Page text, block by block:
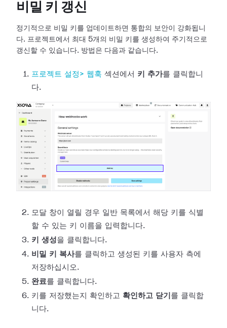
비밀 키 갱신
정기적으로 비밀 키를 업데이트하면 통합의 보안이 강화됩니
다. 프로젝트에서 최대 5개의 비밀 키를 생성하여 주기적으로
갱신할 수 있습니다. 방법은 다음과 같습니다.
프로젝트 설정> 웹훅 섹션에서 키 추가를 클릭합니
다.
모달 창이 열릴 경우 일반 목록에서 해당 키를 식별
할 수 있는 키 이름을 입력합니다.
키 생성을 클릭합니다.
비밀 키 복사를 클릭하고 생성된 키를 사용자 측에
저장하십시오.
완료를 클릭합니다.
키를 저장했는지 확인하고 확인하고 닫기 를 클릭합
니다.